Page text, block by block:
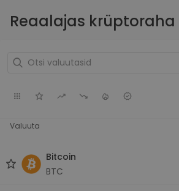
Reaalajas krüptoraha
Valuuta
Bitcoin
BTC